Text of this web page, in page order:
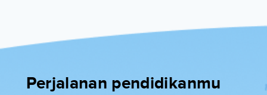
Perjalanan pendidikanmu